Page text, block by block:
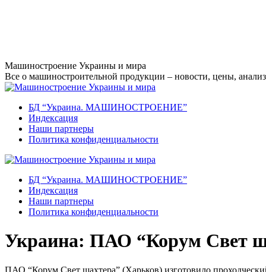
Перейти
к
содержанию
Машиностроение Украины и мира
Все о машиностроительной продукции – новости, цены,
БД “Украина. МАШИНОСТРОЕНИЕ”
Индекcация
Наши партнеры
Политика конфиденциальности
БД “Украина. МАШИНОСТРОЕНИЕ”
Индекcация
Наши партнеры
Политика конфиденциальности
Украина: ПАО “Корум Свет
ПАО “Корум Свет шахтера” (Харьков) изготовило